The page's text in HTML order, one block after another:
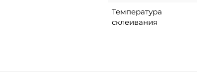
Температура
склеивания